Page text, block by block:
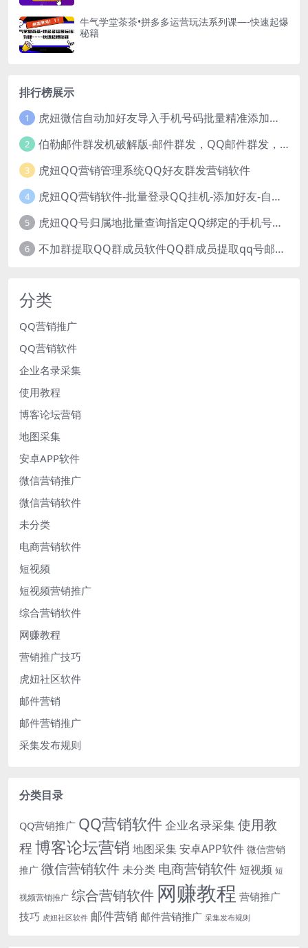
牛气学堂茶茶•拼多多运营玩法系列课—-快速起爆
秘籍
排行榜展示
1 虎妞微信自动加好友导入手机号码批量精准添加客户售营销软件微商工具
2 伯勒邮件群发机破解版-邮件群发，QQ邮件群发，邮件群发软件，伯乐邮件群发工具，邮件群发器
3 虎妞QQ营销管理系统QQ好友群发营销软件
4 虎妞QQ营销软件-批量登录QQ挂机-添加好友-自动加群-群发消息-临时会话
5 虎妞QQ号归属地批量查询指定QQ绑定的手机号软件
6 不加群提取QQ群成员软件QQ群成员提取qq号邮箱软件
分类
QQ营销推广
QQ营销软件
企业名录采集
使用教程
博客论坛营销
地图采集
安卓APP软件
微信营销推广
微信营销软件
未分类
电商营销软件
短视频
短视频营销推广
综合营销软件
网赚教程
营销推广技巧
虎妞社区软件
邮件营销
邮件营销推广
采集发布规则
分类目录
QQ营销推广 QQ营销软件企业名录采集使用教
程博客论坛营销 地图采集安卓APP软件 微信营销
推广 微信营销软件未分类 电商营销软件短视频 短
视频营销推广 综合营销软件 网赚教程 营销推广
技巧 虎妞社区软件 邮件营销 邮件营销推广 采集发布规则